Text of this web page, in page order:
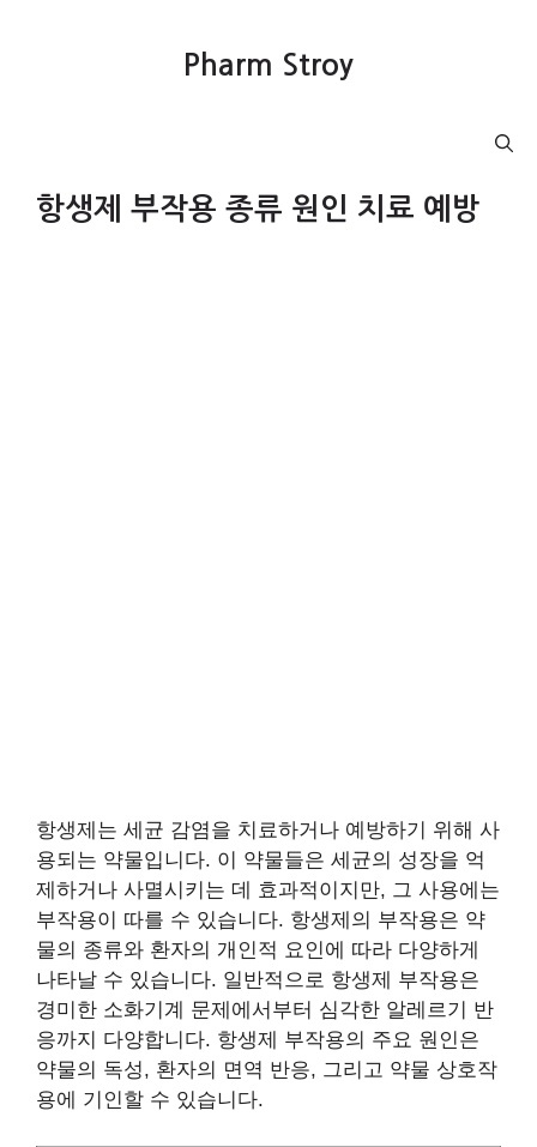
Pharm Stroy
항생제 부작용 종류 원인 치료 예방
항생제는 세균 감염을 치료하거나 예방하기 위해 사
용되는 약물입니다. 이 약물들은 세균의 성장을 억
제하거나 사멸시키는 데 효과적이지만, 그 사용에는
부작용이 따를 수 있습니다. 항생제의 부작용은 약
물의 종류와 환자의 개인적 요인에 따라 다양하게
나타날 수 있습니다. 일반적으로 항생제 부작용은
경미한 소화기계 문제에서부터 심각한 알레르기 반
응까지 다양합니다. 항생제 부작용의 주요 원인은
약물의 독성, 환자의 면역 반응, 그리고 약물 상호작
용에 기인할 수 있습니다.